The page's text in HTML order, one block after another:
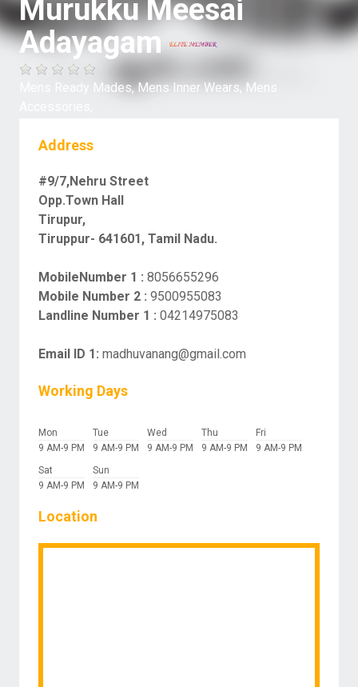
Murukku Meesai
Adayagam
Mens Ready Mades,Mens Inner Wears, Mens
Address
#9/7,Nehru Street
Opp.Town Hall
Tirupur,
Tiruppur- 641601, Tamil Nadu.
MobileNumber 1 : 8056655296
Mobile Number 2 : 9500955083
Landline Number 1 : 04214975083
Email ID 1: madhuvanang@gmail.com
Working Days
Mon
9 AM-9 PM
Tue
9 AM-9 PM
Wed
9 AM-9 PM
Thu
9 AM-9 PM
Fri
9 AM-9 PM
Sat
9 AM-9 PM
Sun
9 AM-9 PM
Location